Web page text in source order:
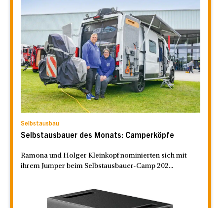
Selbstausbau
Selbstausbauer des Monats: Camperköpfe
Ramona und Holger Kleinkopf nominierten sich mit
ihrem Jumper beim Selbstausbauer-Camp 202...